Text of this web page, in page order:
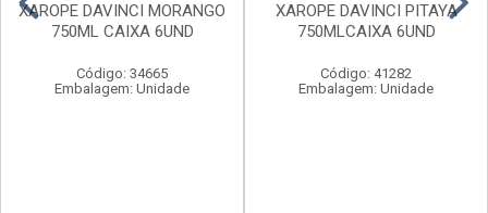
XAROPE DAVINCI MORANGO
750ML CAIXA 6UND
Código: 34665
Embalagem: Unidade
XAROPE DAVINCI PITAYA
750MLCAIXA 6UND
Código: 41282
Embalagem: Unidade